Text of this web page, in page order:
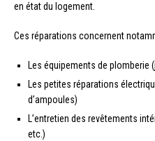
en état du logement.
Ces réparations concernent
Les équipements de plomberie
Les petites réparations
d’ampoules)
L’entretien des revêtements
etc.)